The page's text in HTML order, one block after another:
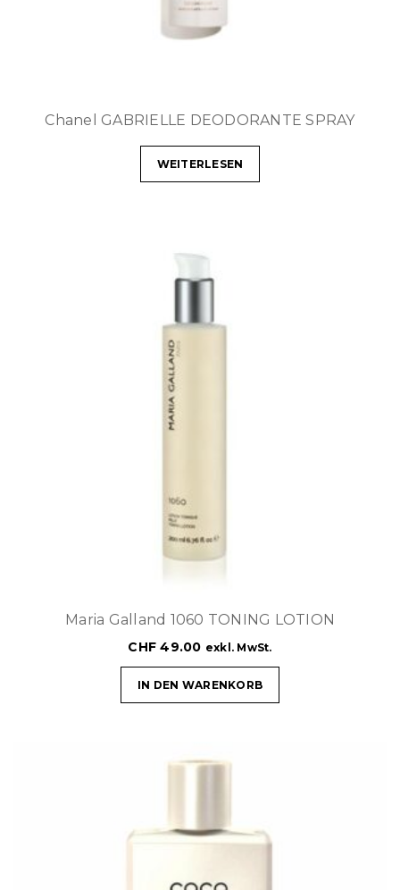
Chanel GABRIELLE DEODORANTE SPRAY
WEITERLESEN
Maria Galland 1060 TONING LOTION
CHF 49.00 exkl. MwSt.
IN DEN WARENKORB